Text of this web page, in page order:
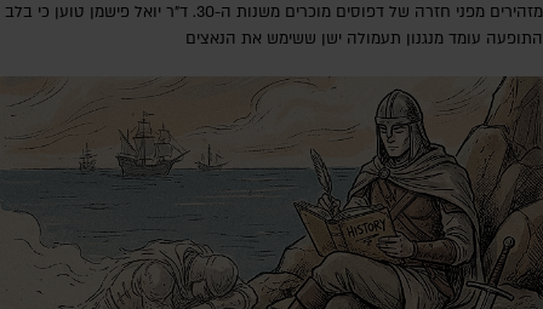
מזהירים מפני חזרה של דפוסים מוכרים משנות ה-30. ד"ר יואל פישמן טוען כי בלב
התופעה עומד מנגנון תעמולה ישן ששימש את הנאצים